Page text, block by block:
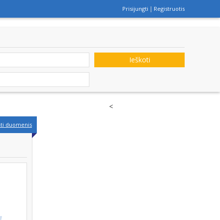
Prisijungti Registruotis
Ieškoti
duomenis
<